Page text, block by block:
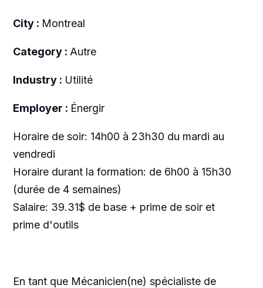
City : Montreal
Category : Autre
Industry : Utilité
Employer : Énergir
Horaire de soir: 14h00 à 23h30 du mardi au
vendredi
Horaire durant la formation: de 6h00 à 15h30
(durée de 4 semaines)
Salaire: 39.31$ de base + prime de soir et
prime d'outils
En tant que Mécanicien(ne) spécialiste de